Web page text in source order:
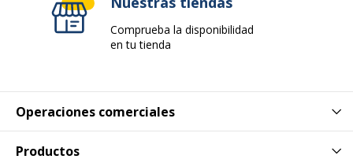
Operaciones comerciales
Productos
Comprueba la disponibilidad
en tu tienda